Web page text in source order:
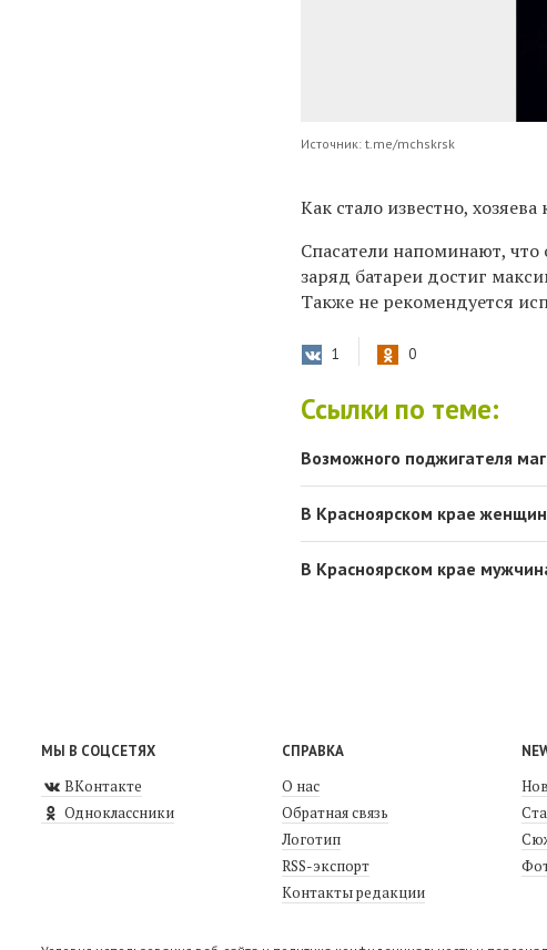
Источник: t.me/mchskrsk
Как стало известно,
Спасатели напоминают, что
заряд батареи достиг
Также не рекомендуется
1 0
Ссылки по теме:
Возможного поджигателя
В Красноярском крае
В Красноярском крае
МЫ В СОЦСЕТЯХ
ВКонтакте
Одноклассники
СПРАВКА
О нас
Обратная связь
Логотип
RSS-экспорт
Контакты редакции